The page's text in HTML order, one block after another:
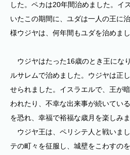
した。ペカは20年間治めました。イ
いたこの期間に、ユダは一人の王に
様ウジヤは、何年間もユダを治めまし
ウジヤはたった16歳のとき王にな
ルサレムで治めました。ウジヤは正
せられました。イスラエルで、王が
われたり、不幸な出来事が続いてい
を恐れ、幸福で裕福な歳月を楽しみま
ウジヤ王は、ペリシテ人と戦いま
テの町々を征服し、城壁をこわすの